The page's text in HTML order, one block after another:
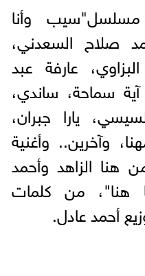
وأنا
صلاح السعدني،
عارفة عبد
سماحة، ساندي،
يارا جبران،
وآخرين.. وأغنية
الزاهد وأحمد
هنا"، من كلمات
أحمد عادل.